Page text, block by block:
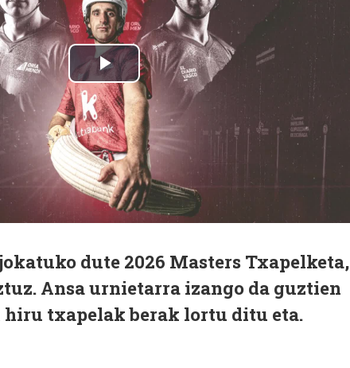
dute 2026 Masters Txapelketa,
Ansa urnietarra izango da guztien
hiru txapelak berak lortu ditu eta.